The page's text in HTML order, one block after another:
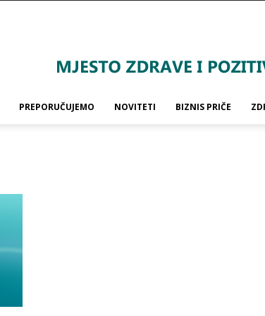
PREPORUČUJEMO NOVITETI BIZNIS PRIČE